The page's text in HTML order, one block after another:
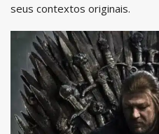
seus contextos originais.